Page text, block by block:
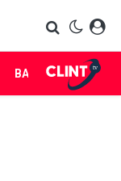
BABES LIFE